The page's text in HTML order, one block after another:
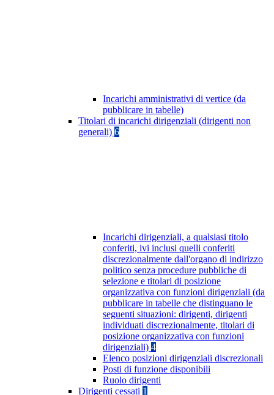
Incarichi amministrativi di vertice (da
pubblicare in tabelle)
Titolari di incarichi dirigenziali (dirigenti non
generali) 6
Incarichi dirigenziali, a qualsiasi titolo
conferiti, ivi inclusi quelli conferiti
discrezionalmente dall'organo di indirizzo
politico senza procedure pubbliche di
selezione e titolari di posizione
organizzativa con funzioni dirigenziali (da
pubblicare in tabelle che distinguano le
seguenti situazioni: dirigenti, dirigenti
individuati discrezionalmente, titolari di
posizione organizzativa con funzioni
dirigenziali) 4
Elenco posizioni dirigenziali discrezionali
Posti di funzione disponibili
Ruolo dirigenti
Dirigenti cessati 1